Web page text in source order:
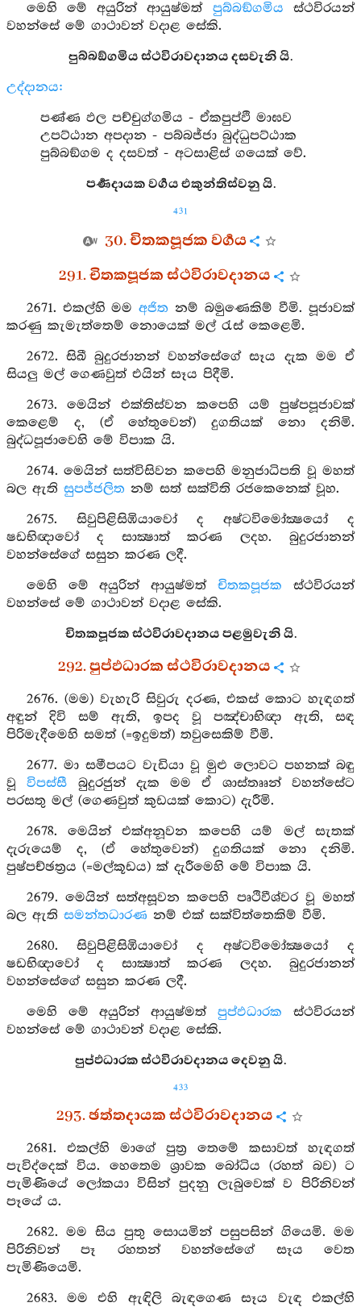
මෙහි මේ අයුරින් ආයුෂ්මත් පුබ්බඞ්ගමිය ස්ථවිරයන්
වහන්සේ මේ ගාථාවන් වදාළ සේකි.
පුබ්බඞ්ගමිය ස්ථවිරාවදානය දසවැනි යි.
උද්දානය:
පණ්ණ ඵල පච්චුග්ගමිය - ඒකපුප්ඵි මාඝව
උපට්ඨාන අපදාන - පබ්බජ්ජා බුද්ධුපට්ඨාක
පුබ්බඞ්ගම ද දසවත් - අටසාළිස් ගයෙක් වේ.
පර්‍ණදායක වර්‍ගය එකුන්තිස්වනු යි.
431
30. චිතකපූජක වර්‍ගය
291. චිතකපූජක ස්ථවිරාවදානය
2671. එකල්හි මමඅජිත නම් බමුණෙකිම් වීමි. පූජාවක්
කරණු කැමැත්තෙම් නොයෙක් මල් රැස් කෙළෙමි.
2672. සිඛී බුදුරජානන් වහන්සේගේ සෑය දැක මම ඒ
සියලු මල් ගෙණවුත් එයින් සෑය පිදීමි.
2673. මෙයින් එක්තිස්වන කපෙහි යම් පුෂ්පපූජාවක්
කෙළෙම් ද, (ඒ හේතුවෙන්) දුගතියක් නො දනිමි.
බුද්ධපූජාවෙහි මේ විපාක යි.
2674. මෙයින් සත්විසිවන කපෙහි මනුජාධිපති වූ මහත්
බල ඇති සුපජ්ජලිත නම් සත් සක්විති රජකෙනෙක් වූහ.
2675. සිවුපිළිසිඹියාවෝ ද අෂ්ටවිමෝක්‍ෂයෝ ද
ෂඩභිඥාවෝ ද සාක්‍ෂාත් කරණ ලදහ. බුදුරජානන්
වහන්සේගේ සසුන කරණ ලදී.
මෙහි මේ අයුරින් ආයුෂ්මත්චිතකපූජක ස්ථවිරයන්
වහන්සේ මේ ගාථාවන් වදාළ සේකි.
චිතකපූජක ස්ථවිරාවදානය පළමුවැනි යි.
292. පුප්ඵධාරක ස්ථවිරාවදානය
2676. (මම) වැහැරි සිවුරු දරණ, එකස් කොට හැඳගත්
අඳුන් දිවි සම් ඇති, ඉපද වූ පඤ්චාභිඥා ඇති, සඳ
පිරිමැදීමෙහි සමත් (=ඉදුමත්) තවුසෙකිම් වීමි.
2677. මා සමීපයට වැඩියා වූ මුළු ලොවට පහනක් බඳු
වූවිපස්සී බුදුරජුන් දැක මම ඒ ශාස්තෲන් වහන්සේට
පරසතු මල් (ගෙණවුත් කුඩයක් කොට) දැරීමි.
2678. මෙයින් එක්අනූවන කපෙහි යම් මල් සැතක්
දැරුයෙම් ද, (ඒ හේතුවෙන්) දුගතියක් නො දනිමි.
පුෂ්පච්ඡත්‍රය (=මල්කූඩය) ක් දැරීමෙහි මේ විපාක යි.
2679. මෙයින් සත්අසූවන කපෙහි පෘථිවීශ්වර වූ මහත්
බල ඇති සමන්තධාරණ නම් එක් සක්විත්තෙකිම් වීමි.
2680. සිවුපිළිසිඹියාවෝ ද අෂ්ටවිමෝක්‍ෂයෝ ද
ෂඩභිඥාවෝ ද සාක්‍ෂාත් කරණ ලදහ. බුදුරජානන්
වහන්සේගේ සසුන කරණ ලදී.
මෙහි මේ අයුරින් ආයුෂ්මත්පුප්ඵධාරක ස්ථවිරයන්
වහන්සේ මේ ගාථාවන් වදාළ සේකි.
පුප්ඵධාරක ස්ථවිරාවදානය දෙවනු යි.
433
293. ඡත්තදායක ස්ථවිරාවදානය
2681. එකල්හි මාගේ පුත්‍ර තෙමේ කසාවත් හැඳගත්
පැවිද්දෙක් විය. හෙතෙම ශ්‍රාවක බෝධිය (රහත් බව) ට
පැමිණියේ ලෝකයා විසින් පුදනු ලැබුවෙක් ව පිරිනිවන්
පෑයේ ය.
2682. මම සිය පුතු සොයමින් පසුපසින් ගියෙමි. මම
පිරිනිවන් පෑ රහතන් වහන්සේගේ සෑය වෙත
පැමිණියෙමි.
2683. මම එහි ඇඳිලි බැඳගෙණ සෑය වැඳ එකල්හි